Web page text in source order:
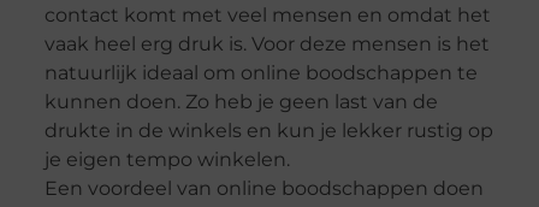
contact komt met veel mensen en omdat het
vaak heel erg druk is. Voor deze mensen is het
natuurlijk ideaal om online boodschappen te
kunnen doen. Zo heb je geen last van de
drukte in de winkels en kun je lekker rustig op
je eigen tempo winkelen.
Een voordeel van online boodschappen doen